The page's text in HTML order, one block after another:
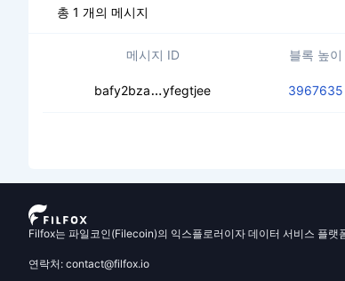
총 1 개의 메시지
메시지 ID 블록 높이
bafy2bza yfegtjee 3967635
Filfox는 파일코인(Filecoin)의 익스플로러이자 데이터 서비스 플
연락처: contact@filfox.io